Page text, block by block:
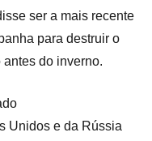
ser a mais recente
para destruir o
do inverno.
Unidos e da Rússia